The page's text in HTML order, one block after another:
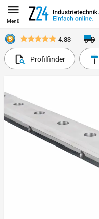
Menü
4.83
Profilfinder